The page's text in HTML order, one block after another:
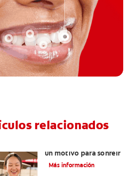
relacionados
un motivo para sonreír
Más información